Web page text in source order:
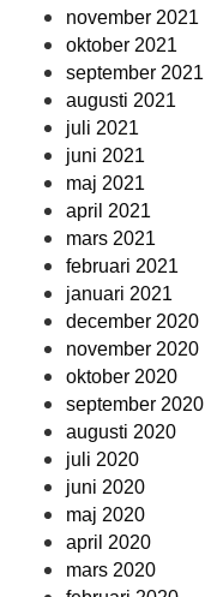
november 2021
oktober 2021
september 2021
augusti 2021
juli 2021
juni 2021
maj 2021
april 2021
mars 2021
februari 2021
januari 2021
december 2020
november 2020
oktober 2020
september 2020
augusti 2020
juli 2020
juni 2020
maj 2020
april 2020
mars 2020